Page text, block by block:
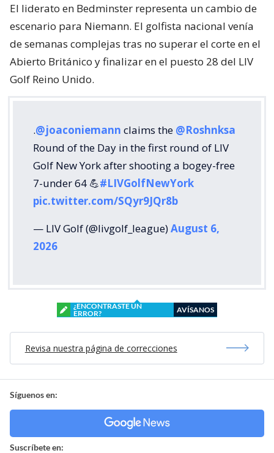
El liderato en Bedminster representa un cambio de
escenario para Niemann. El golfista nacional venía
de semanas complejas tras no superar el corte en el
Abierto Británico y finalizar en el puesto 28 del LIV
Golf Reino Unido.
.@joaconiemann claims the @Roshnksa
Round of the Day in the first round of LIV
Golf New York after shooting a bogey-free
7-under 64 💪#LIVGolfNewYork
pic.twitter.com/SQyr9JQr8b
— LIV Golf (@livgolf_league)August 6,
2026
¿ENCONTRASTE UN
ERROR?
AVÍSANOS
Revisa nuestra página de correcciones
Síguenos en:
Suscríbete en: